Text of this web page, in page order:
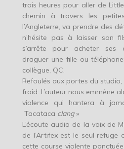
trois heures pour aller de
chemin à travers les
l’Angleterre, va prendre des
n’hésite pas à laisser son
s’arrête pour acheter ses
draguer une fille ou
collègue, QC.
Refoulés aux portes du
froid. L’auteur nous emmène
violence qui hantera à
Tacataca clang»
L’écoute audio de la voix de
de l’Artifex est le seul refuge
cette course violente